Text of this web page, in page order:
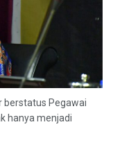
berstatus Pegawai
hanya menjadi